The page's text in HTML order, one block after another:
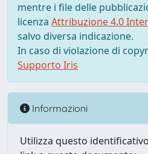
mentre i file delle
licenza Attribuzione 4.0
salvo diversa indicazione.
In caso di violazione di
Supporto Iris
Informazioni
Utilizza questo